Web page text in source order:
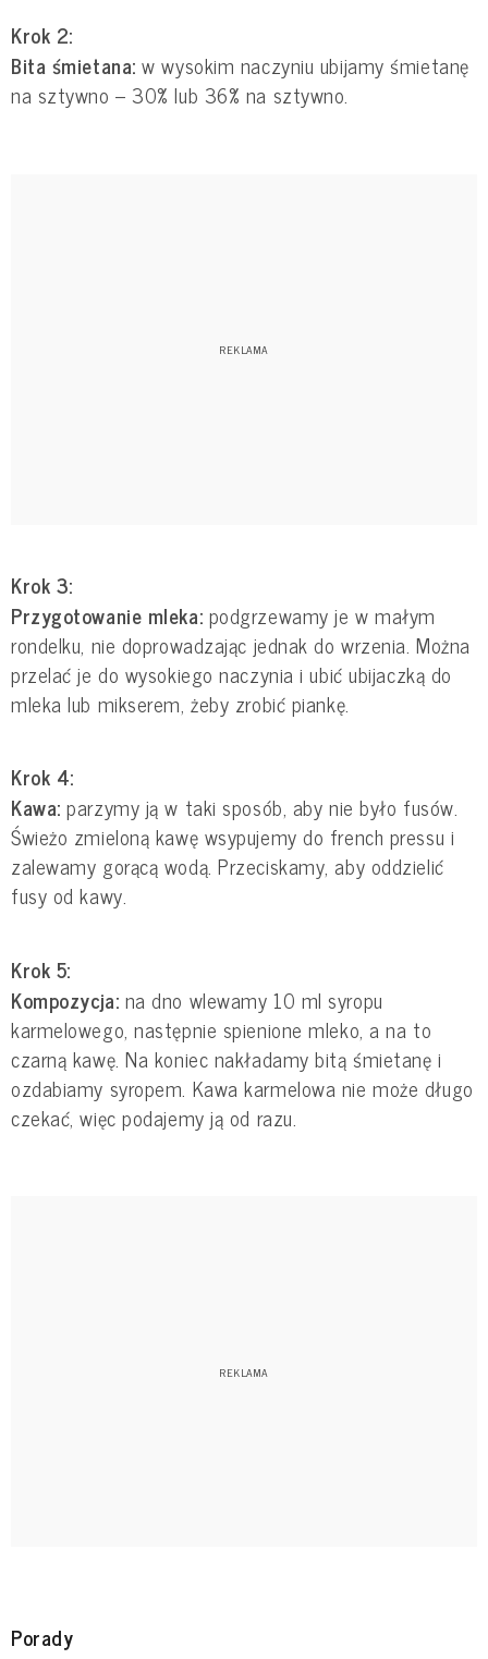
Krok 2:
Bita śmietana: w wysokim naczyniu ubijamy śmietanę
na sztywno – 30% lub 36% na sztywno.
Krok 3:
Przygotowanie mleka: podgrzewamy je w małym
rondelku, nie doprowadzając jednak do wrzenia. Można
przelać je do wysokiego naczynia i ubić ubijaczką do
mleka lub mikserem, żeby zrobić piankę.
Krok 4:
Kawa: parzymy ją w taki sposób, aby nie było fusów.
Świeżo zmieloną kawę wsypujemy do french pressu i
zalewamy gorącą wodą. Przeciskamy, aby oddzielić
fusy od kawy.
Krok 5:
Kompozycja: na dno wlewamy 10 ml syropu
karmelowego, następnie spienione mleko, a na to
czarną kawę. Na koniec nakładamy bitą śmietanę i
ozdabiamy syropem. Kawa karmelowa nie może długo
czekać, więc podajemy ją od razu.
Porady